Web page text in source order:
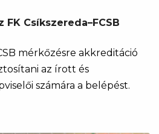
Csíkszereda–FCSB
mérkőzésre akkreditáció
az írott és
számára a belépést.